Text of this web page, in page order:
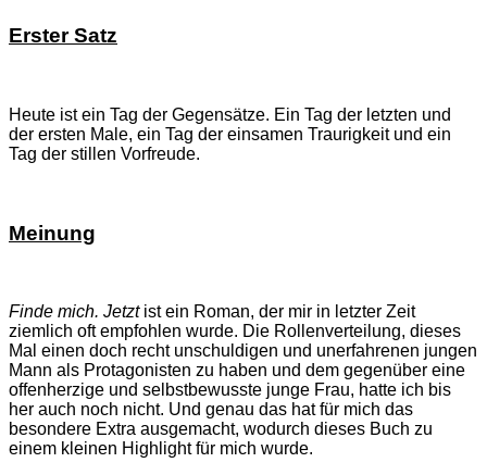
Erster Satz
Heute ist ein Tag der Gegensätze. Ein Tag der letzten und
der ersten Male, ein Tag der einsamen Traurigkeit und ein
Tag der stillen Vorfreude.
Meinung
Finde mich. Jetztist ein Roman, der mir in letzter Zeit
ziemlich oft empfohlen wurde. Die Rollenverteilung, dieses
Mal einen doch recht unschuldigen und unerfahrenen jungen
Mann als Protagonisten zu haben und dem gegenüber eine
offenherzige und selbstbewusste junge Frau, hatte ich bis
her auch noch nicht. Und genau das hat für mich das
besondere Extra ausgemacht, wodurch dieses Buch zu
einem kleinen Highlight für mich wurde.